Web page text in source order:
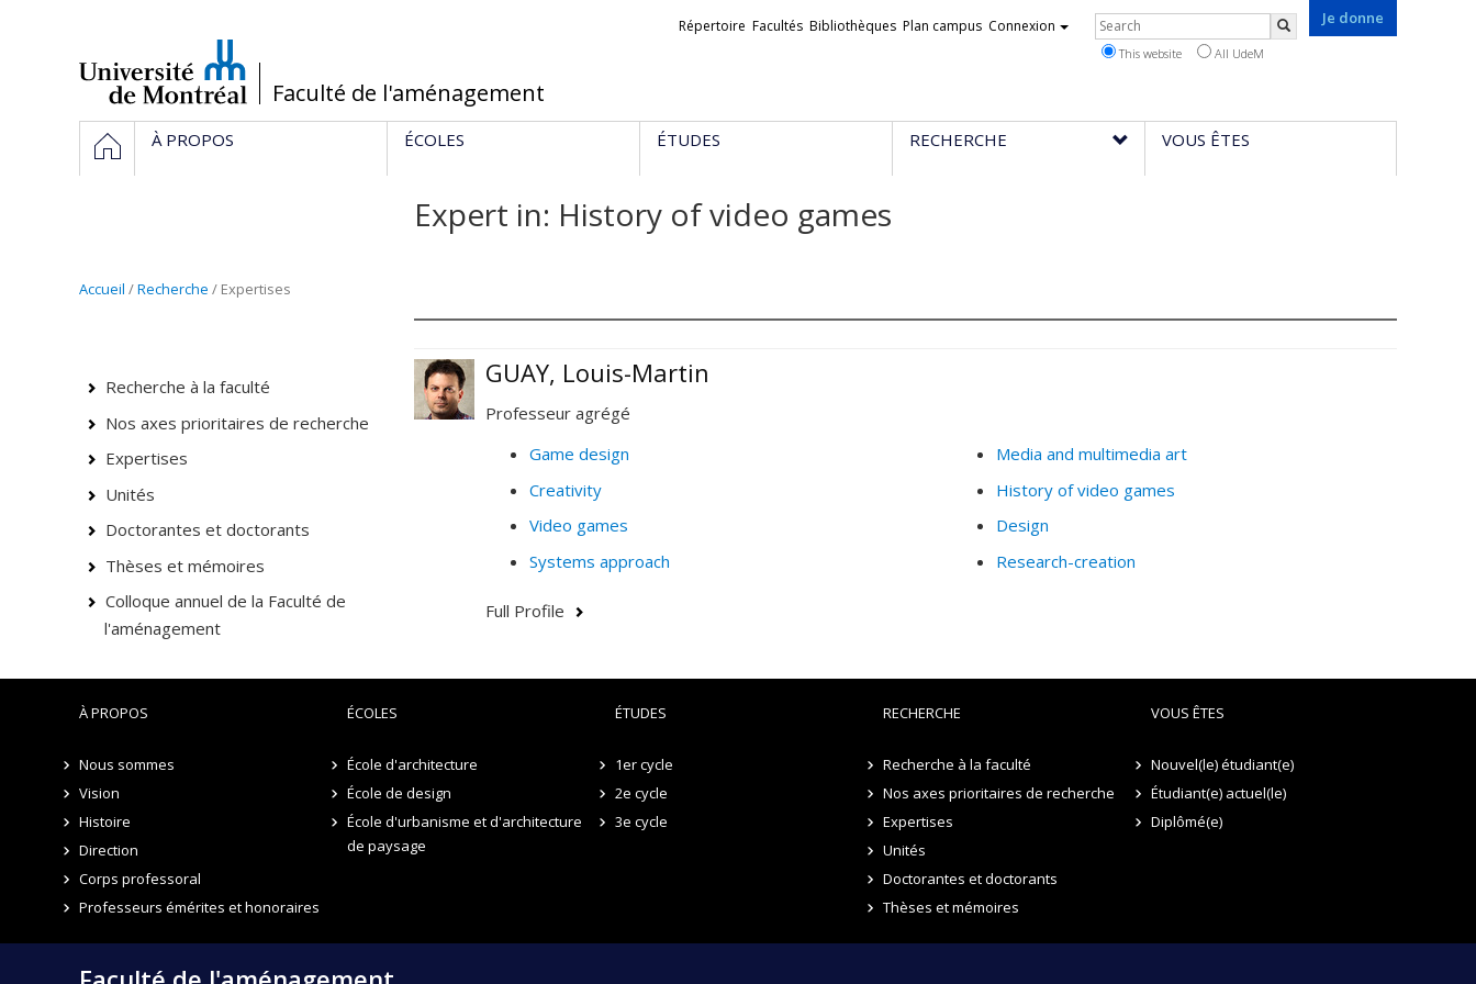
/Faculté de l'aménagement
Je donne
Liens
Répertoire Facultés Bibliothèques Plan campus Connexion Rechercher
This website All UdeM
Navigation
principale
HOMEÀ PROPOS ÉCOLES ÉTUDES RECHERCHE VOUS ÊTES
Expert in: History of video games
GUAY, Louis-Martin
Professeur agrégé
Game design
Creativity
Video games
Systems approach
Media and multimedia art
History of video games
Design
Research-creation
Full Profile
Accueil /Recherche / Expertises
Recherche à la faculté
Nos axes prioritaires de recherche
Expertises
Unités
Doctorantes et doctorants
Thèses et mémoires
Colloque annuel de la Faculté de
l'aménagement
À PROPOS
Nous sommes
Vision
Histoire
Direction
Corps professoral
Professeurs émérites et honoraires
ÉCOLES
École d'architecture
École de design
École d'urbanisme et d'architecture
de paysage
ÉTUDES
1er cycle
2e cycle
3e cycle
RECHERCHE
Recherche à la faculté
Nos axes prioritaires de recherche
Expertises
Unités
Doctorantes et doctorants
Thèses et mémoires
VOUS ÊTES
Nouvel(le) étudiant(e)
Étudiant(e) actuel(le)
Diplômé(e)